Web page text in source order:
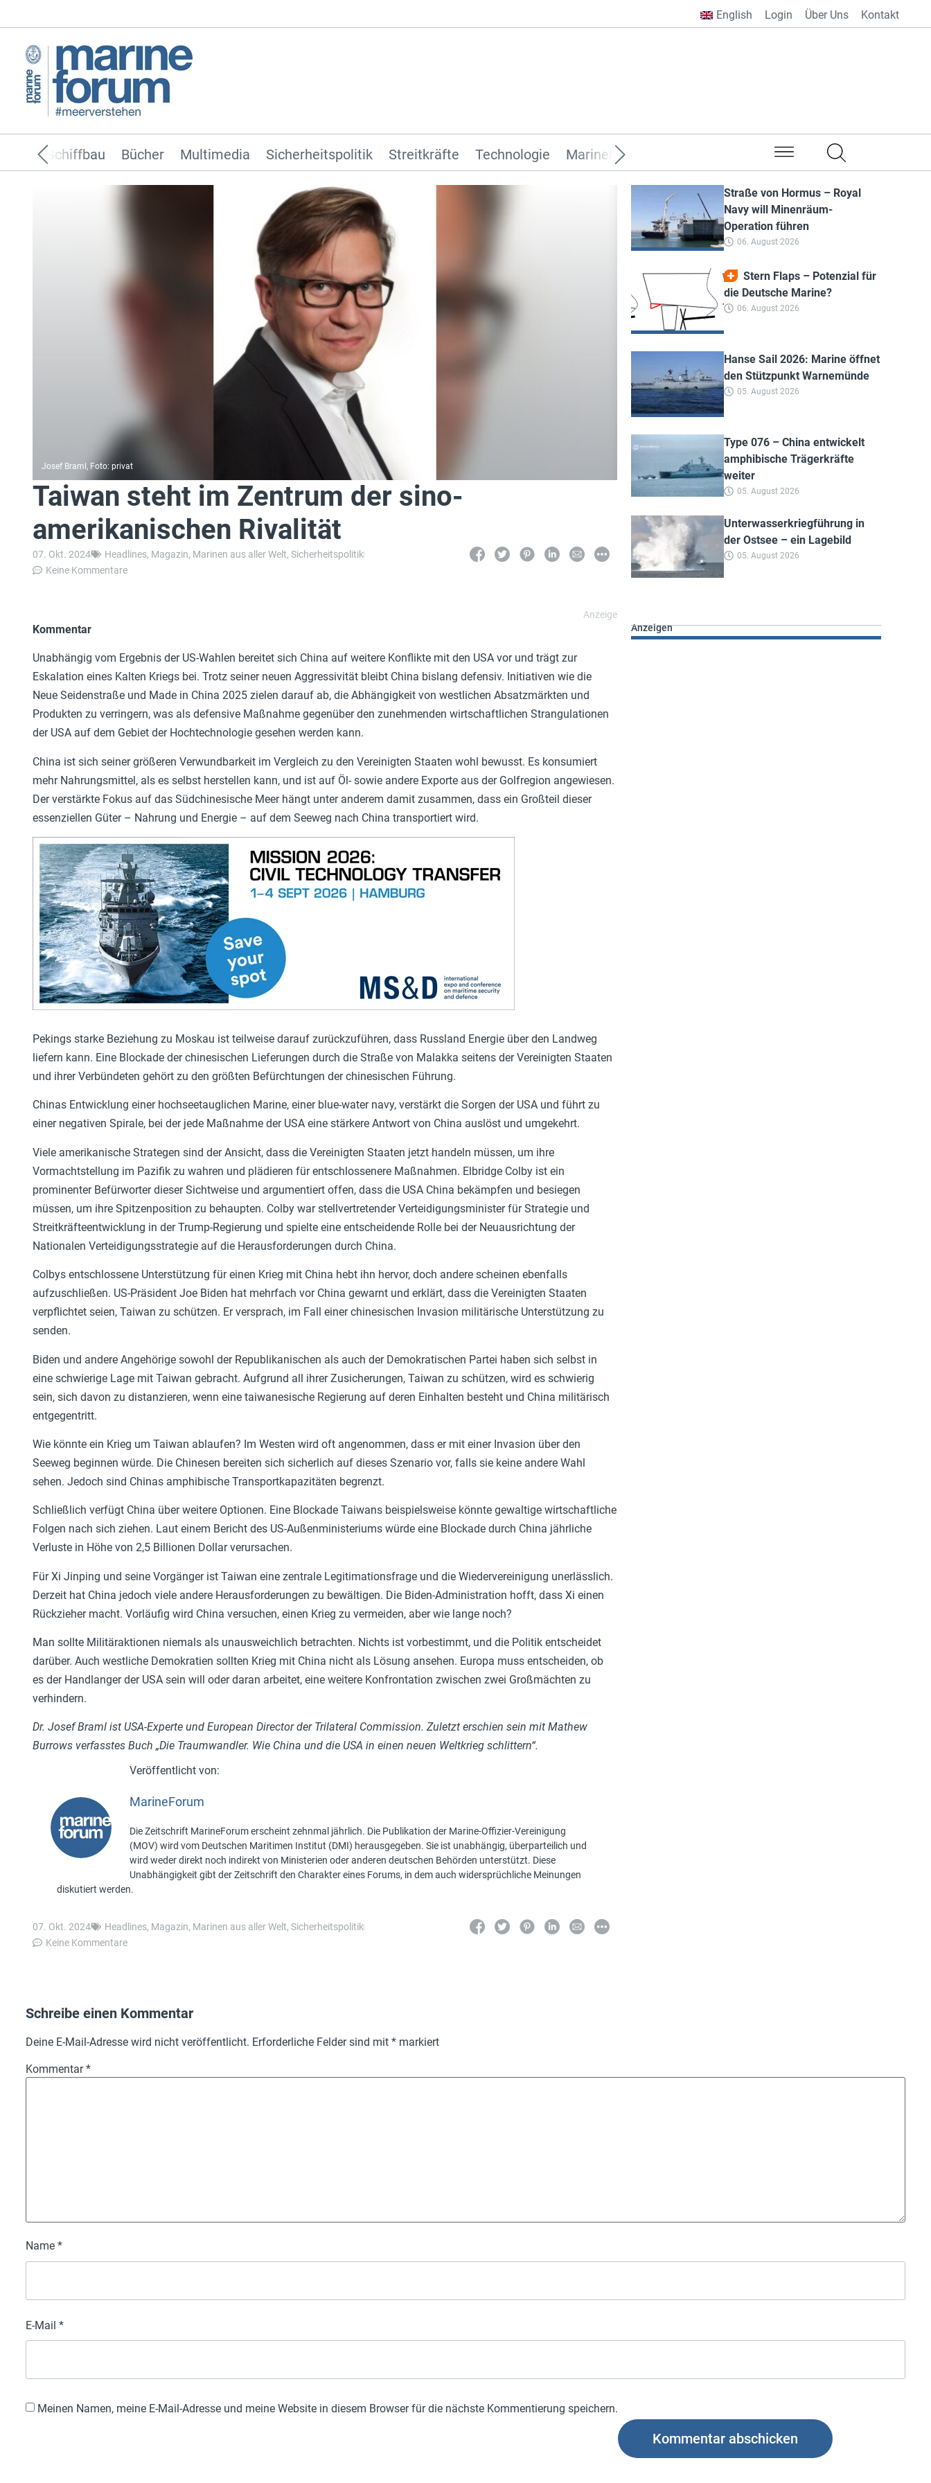
English Login Über Uns Kontakt
Sicherheitspolitik Streitkräfte Technologie Marinen aus aller Welt
Schiffbau Bücher Multimedia
Josef Braml, Foto: privat
Taiwan steht im Zentrum der sino-
amerikanischen Rivalität
07. Okt. 2024 Headlines, Magazin, Marinen aus aller Welt, Sicherheitspolitik
Keine Kommentare
Straße von Hormus – Royal
Navy will Minenräum-
Operation führen
06. August 2026
Stern Flaps – Potenzial für
die Deutsche Marine?
06. August 2026
Hanse Sail 2026: Marine öffnet
den Stützpunkt Warnemünde
05. August 2026
Type 076 – China entwickelt
amphibische Trägerkräfte
weiter
05. August 2026
Unterwasserkriegführung in
der Ostsee – ein Lagebild
05. August 2026
Kommentar
Unabhängig vom Ergebnis der US-Wahlen bereitet sich China auf weitere Konflikte mit den USA vor und trägt zur
Eskalation eines Kalten Kriegs bei. Trotz seiner neuen Aggressivität bleibt China bislang defensiv. Initiativen wie die
Neue Seidenstraße und Made in China 2025 zielen darauf ab, die Abhängigkeit von westlichen Absatzmärkten und
Produkten zu verringern, was als defensive Maßnahme gegenüber den zunehmenden wirtschaftlichen Strangulationen
der USA auf dem Gebiet der Hochtechnologie gesehen werden kann.
China ist sich seiner größeren Verwundbarkeit im Vergleich zu den Vereinigten Staaten wohl bewusst. Es konsumiert
mehr Nahrungsmittel, als es selbst herstellen kann, und ist auf Öl- sowie andere Exporte aus der Golfregion angewiesen.
Der verstärkte Fokus auf das Südchinesische Meer hängt unter anderem damit zusammen, dass ein Großteil dieser
essenziellen Güter – Nahrung und Energie – auf dem Seeweg nach China transportiert wird.
Pekings starke Beziehung zu Moskau ist teilweise darauf zurückzuführen, dass Russland Energie über den Landweg
liefern kann. Eine Blockade der chinesischen Lieferungen durch die Straße von Malakka seitens der Vereinigten Staaten
und ihrer Verbündeten gehört zu den größten Befürchtungen der chinesischen Führung.
Chinas Entwicklung einer hochseetauglichen Marine, einer blue-water navy, verstärkt die Sorgen der USA und führt zu
einer negativen Spirale, bei der jede Maßnahme der USA eine stärkere Antwort von China auslöst und umgekehrt.
Viele amerikanische Strategen sind der Ansicht, dass die Vereinigten Staaten jetzt handeln müssen, um ihre
Vormachtstellung im Pazifik zu wahren und plädieren für entschlossenere Maßnahmen. Elbridge Colby ist ein
prominenter Befürworter dieser Sichtweise und argumentiert offen, dass die USA China bekämpfen und besiegen
müssen, um ihre Spitzenposition zu behaupten. Colby war stellvertretender Verteidigungsminister für Strategie und
Streitkräfteentwicklung in der Trump-Regierung und spielte eine entscheidende Rolle bei der Neuausrichtung der
Nationalen Verteidigungsstrategie auf die Herausforderungen durch China.
Colbys entschlossene Unterstützung für einen Krieg mit China hebt ihn hervor, doch andere scheinen ebenfalls
aufzuschließen. US-Präsident Joe Biden hat mehrfach vor China gewarnt und erklärt, dass die Vereinigten Staaten
verpflichtet seien, Taiwan zu schützen. Er versprach, im Fall einer chinesischen Invasion militärische Unterstützung zu
senden.
Biden und andere Angehörige sowohl der Republikanischen als auch der Demokratischen Partei haben sich selbst in
eine schwierige Lage mit Taiwan gebracht. Aufgrund all ihrer Zusicherungen, Taiwan zu schützen, wird es schwierig
sein, sich davon zu distanzieren, wenn eine taiwanesische Regierung auf deren Einhalten besteht und China militärisch
entgegentritt.
Wie könnte ein Krieg um Taiwan ablaufen? Im Westen wird oft angenommen, dass er mit einer Invasion über den
Seeweg beginnen würde. Die Chinesen bereiten sich sicherlich auf dieses Szenario vor, falls sie keine andere Wahl
sehen. Jedoch sind Chinas amphibische Transportkapazitäten begrenzt.
Schließlich verfügt China über weitere Optionen. Eine Blockade Taiwans beispielsweise könnte gewaltige wirtschaftliche
Folgen nach sich ziehen. Laut einem Bericht des US-Außenministeriums würde eine Blockade durch China jährliche
Verluste in Höhe von 2,5 Billionen Dollar verursachen.
Für Xi Jinping und seine Vorgänger ist Taiwan eine zentrale Legitimationsfrage und die Wiedervereinigung unerlässlich.
Derzeit hat China jedoch viele andere Herausforderungen zu bewältigen. Die Biden-Administration hofft, dass Xi einen
Rückzieher macht. Vorläufig wird China versuchen, einen Krieg zu vermeiden, aber wie lange noch?
Man sollte Militäraktionen niemals als unausweichlich betrachten. Nichts ist vorbestimmt, und die Politik entscheidet
darüber. Auch westliche Demokratien sollten Krieg mit China nicht als Lösung ansehen. Europa muss entscheiden, ob
es der Handlanger der USA sein will oder daran arbeitet, eine weitere Konfrontation zwischen zwei Großmächten zu
verhindern.
Dr. Josef Braml ist USA-Experte und European Director der Trilateral Commission. Zuletzt erschien sein mit Mathew
Burrows verfasstes Buch „Die Traumwandler. Wie China und die USA in einen neuen Weltkrieg schlittern“.
MarineForum
Die Zeitschrift MarineForum erscheint zehnmal jährlich. Die Publikation der Marine-Offizier-Vereinigung
(MOV) wird vom Deutschen Maritimen Institut (DMI) herausgegeben. Sie ist unabhängig, überparteilich und
wird weder direkt noch indirekt von Ministerien oder anderen deutschen Behörden unterstützt. Diese
Unabhängigkeit gibt der Zeitschrift den Charakter eines Forums, in dem auch widersprüchliche Meinungen
diskutiert werden.
07. Okt. 2024 Headlines, Magazin, Marinen aus aller Welt, Sicherheitspolitik
Keine Kommentare
Anzeigen
Schreibe einen Kommentar
Deine E-Mail-Adresse wird nicht veröffentlicht. Erforderliche Felder sind mit * markiert
Kommentar*
Name *
E-Mail *
Meinen Namen, meine E-Mail-Adresse und meine Website in diesem Browser für die nächste Kommentierung speichern.